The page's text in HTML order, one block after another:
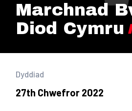
Marchnad
Diod Cymru
Dyddiad
27th Chwefror 2022